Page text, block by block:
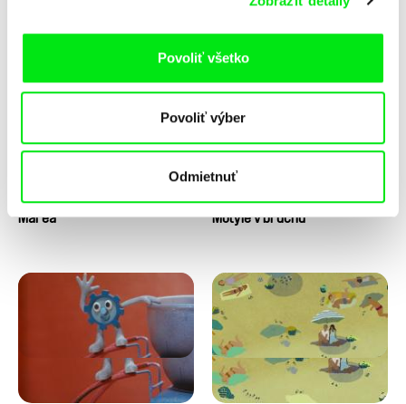
Povoliť všetko
Povoliť výber
Odmietnuť
Giulia Martinelli
Marea
Miriam Lazrak
Motýle v bruchu